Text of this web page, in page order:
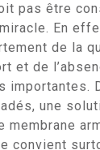
pas être
En
de la
et de
importantes.
une
membrane
convient